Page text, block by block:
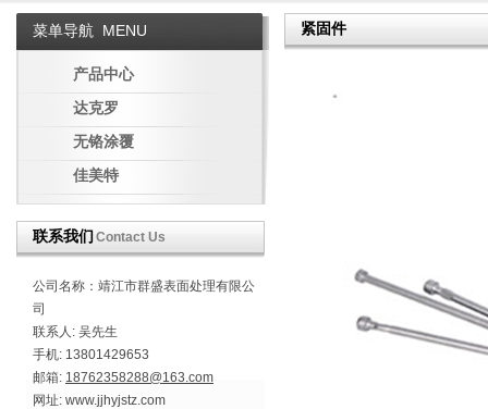
菜单导航 MENU
产品中心
达克罗
无铬涂覆
佳美特
联系我们Contact Us
公司名称：靖江市群盛表面处理有限公
司
联系人: 吴先生
手机: 13801429653
邮箱: 18762358288@163.com
网址: www.jjhyjstz.com
紧固件